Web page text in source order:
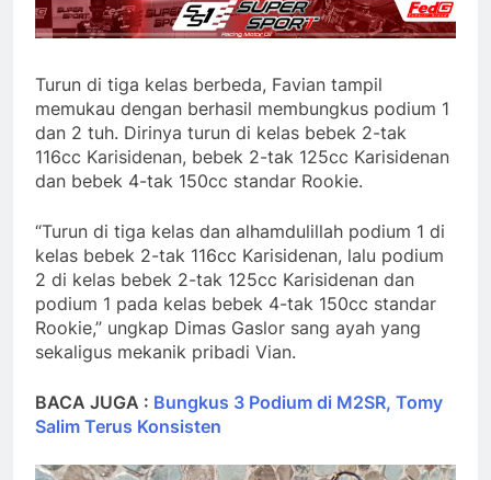
Turun di tiga kelas berbeda, Favian tampil
memukau dengan berhasil membungkus podium 1
dan 2 tuh. Dirinya turun di kelas bebek 2-tak
116cc Karisidenan, bebek 2-tak 125cc Karisidenan
dan bebek 4-tak 150cc standar Rookie.
“Turun di tiga kelas dan alhamdulillah podium 1 di
kelas bebek 2-tak 116cc Karisidenan, lalu podium
2 di kelas bebek 2-tak 125cc Karisidenan dan
podium 1 pada kelas bebek 4-tak 150cc standar
Rookie,” ungkap Dimas Gaslor sang ayah yang
sekaligus mekanik pribadi Vian.
BACA JUGA : Bungkus 3 Podium di M2SR, Tomy
Salim Terus Konsisten